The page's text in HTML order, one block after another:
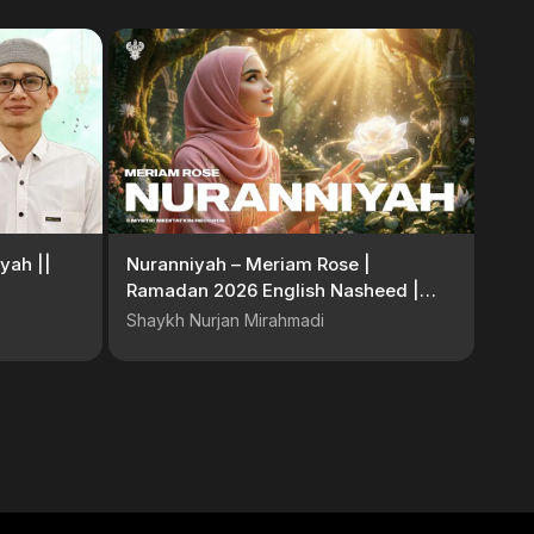
||
Nuranniyah – Meriam Rose |
Ramadan 2026 English Nasheed |
Mystic Meditation Records
Shaykh Nurjan Mirahmadi